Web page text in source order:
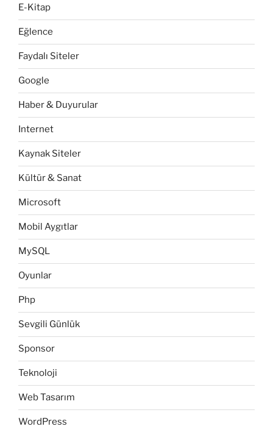
E-Kitap
Eğlence
Faydalı Siteler
Google
Haber & Duyurular
Internet
Kaynak Siteler
Kültür & Sanat
Microsoft
Mobil Aygıtlar
MySQL
Oyunlar
Php
Sevgili Günlük
Sponsor
Teknoloji
Web Tasarım
WordPress